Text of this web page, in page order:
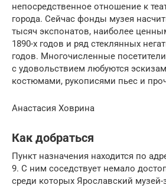
непосредственное отношение к
города. Сейчас фонды музея
тысяч экспонатов, наиболее
1890-х годов и ряд стеклянных
годов. Многочисленные
с удовольствием любуются
костюмами, рукописями пьес и
Анастасия Ховрина
Как добраться
Пункт назначения находится по
9. С ним соседствует немало
среди которых Ярославский